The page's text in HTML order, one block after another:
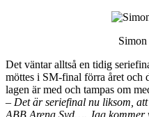
Simon
Det väntar alltså en tidig
möttes i SM-final förra året och
lagen är med och tampas om
– Det är seriefinal nu liksom,
ABB Arena Syd…. Jag kommer